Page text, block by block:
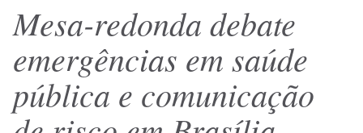
Mesa-redonda debate
emergências em saúde
pública e comunicação